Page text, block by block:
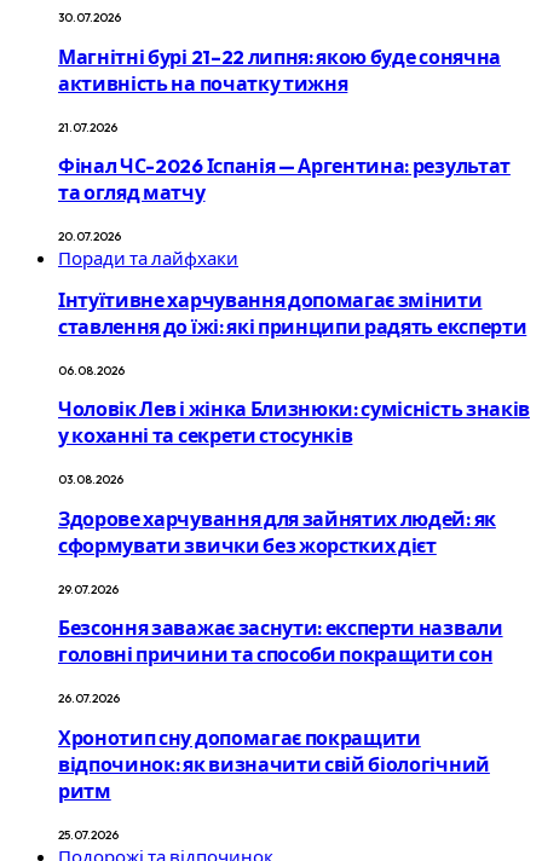
30.07.2026
Магнітні бурі 21–22 липня: якою буде сонячна
активність на початку тижня
21.07.2026
Фінал ЧС-2026 Іспанія — Аргентина: результат
та огляд матчу
20.07.2026
Поради та лайфхаки
Інтуїтивне харчування допомагає змінити
ставлення до їжі: які принципи радять експерти
06.08.2026
Чоловік Лев і жінка Близнюки: сумісність знаків
у коханні та секрети стосунків
03.08.2026
Здорове харчування для зайнятих людей: як
сформувати звички без жорстких дієт
29.07.2026
Безсоння заважає заснути: експерти назвали
головні причини та способи покращити сон
26.07.2026
Хронотип сну допомагає покращити
відпочинок: як визначити свій біологічний
ритм
25.07.2026